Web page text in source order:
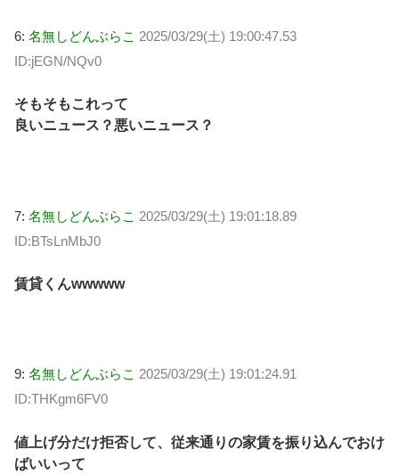
6: 名無しどんぶらこ 2025/03/29(土) 19:00:47.53
ID:jEGN/NQv0
そもそもこれって
良いニュース？悪いニュース？
7: 名無しどんぶらこ 2025/03/29(土) 19:01:18.89
ID:BTsLnMbJ0
賃貸くんwwwww
9: 名無しどんぶらこ 2025/03/29(土) 19:01:24.91
ID:THKgm6FV0
値上げ分だけ拒否して、従来通りの家賃を振り込んでおけ
ばいいって